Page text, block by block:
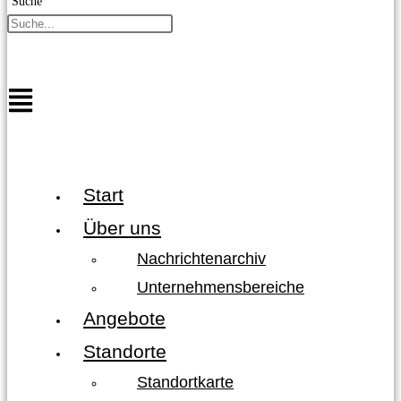
Start
Über uns
Nachrichtenarchiv
Unternehmensbereiche
Angebote
Standorte
Standortkarte